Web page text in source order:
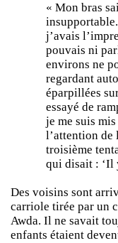
« Mon bras
j’avais
pouvais ni
environs ne
regardant
éparpillées
essayé de
je me suis
l’attention de
troisième
qui disait : ‘Il
Des voisins sont
carriole tirée par un
Awda. Il ne savait
enfants étaient